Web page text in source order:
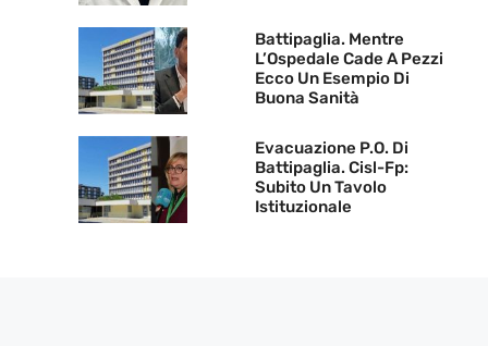
Battipaglia. Mentre
L’Ospedale Cade A Pezzi
Ecco Un Esempio Di
Buona Sanità
Evacuazione P.O. Di
Battipaglia. Cisl-Fp:
Subito Un Tavolo
Istituzionale